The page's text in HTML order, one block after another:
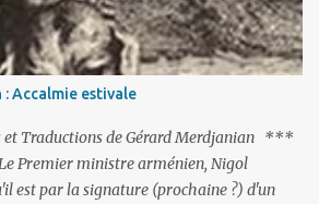
Accalmie estivale
Traductions de Gérard Merdjanian ***
ministre arménien, Nigol
est par la signature (prochaine ?) d'un